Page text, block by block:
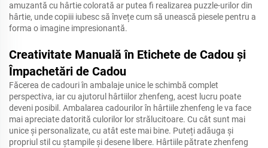
amuzantă cu hârtie colorată ar putea fi realizarea puzzle-urilor din
hârtie, unde copiii iubesc să învețe cum să unească piesele pentru a
forma o imagine impresionantă.
Creativitate Manuală în Etichete de Cadou și
Împachetări de Cadou
Făcerea de cadouri în ambalaje unice le schimbă complet
perspectiva, iar cu ajutorul hârtiilor zhenfeng, acest lucru poate
deveni posibil. Ambalarea cadourilor în hârtiile zhenfeng le va face
mai apreciate datorită culorilor lor strălucitoare. Cu cât sunt mai
unice și personalizate, cu atât este mai bine. Puteți adăuga și
propriul stil cu ştampile şi desene libere. Hârtiile pătrate zhenfeng